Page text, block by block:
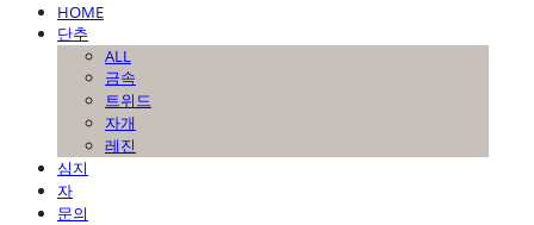
HOME
단추
ALL
금속
트위드
자개
레진
심지
자
문의